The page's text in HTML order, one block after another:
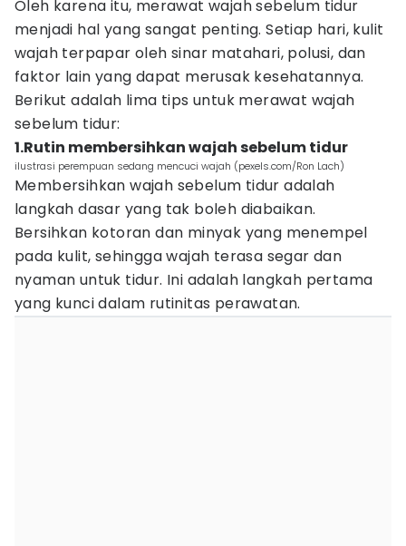
Oleh karena itu, merawat wajah sebelum tidur
menjadi hal yang sangat penting. Setiap hari, kulit
wajah terpapar oleh sinar matahari, polusi, dan
faktor lain yang dapat merusak kesehatannya.
Berikut adalah lima tips untuk merawat wajah
sebelum tidur:
1.Rutin membersihkan wajah sebelum tidur
ilustrasi perempuan sedang mencuci wajah (pexels.com/Ron Lach)
Membersihkan wajah sebelum tidur adalah
langkah dasar yang tak boleh diabaikan.
Bersihkan kotoran dan minyak yang menempel
pada kulit, sehingga wajah terasa segar dan
nyaman untuk tidur. Ini adalah langkah pertama
yang kunci dalam rutinitas perawatan.